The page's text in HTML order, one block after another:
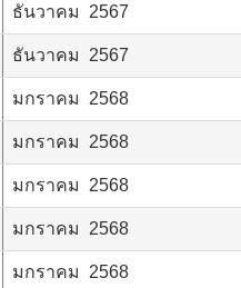
ธันวาคม 2567
ธันวาคม 2567
มกราคม 2568
มกราคม 2568
มกราคม 2568
มกราคม 2568
มกราคม 2568